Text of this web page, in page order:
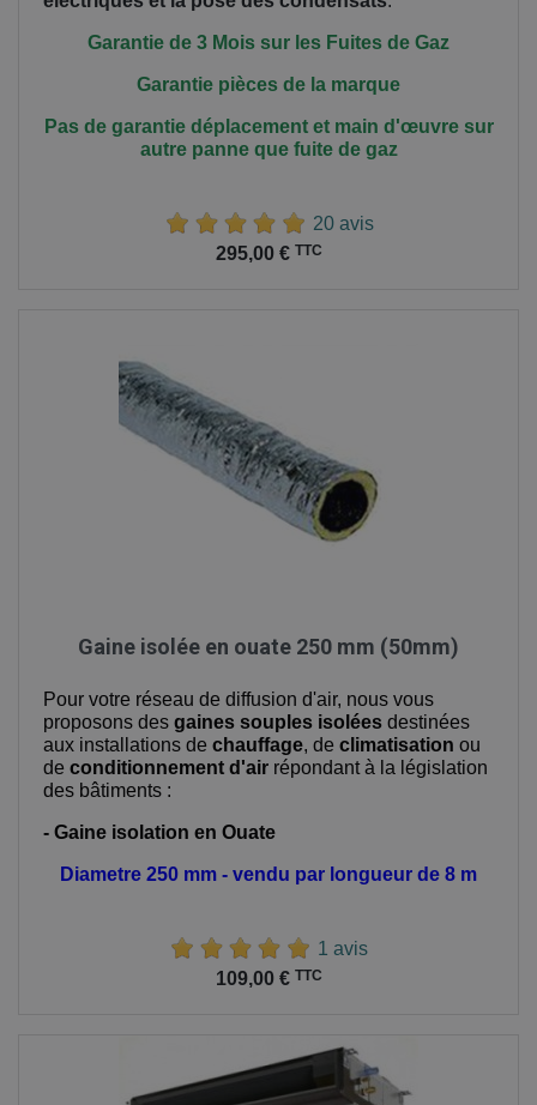
Garantie de 3 Mois sur les Fuites de Gaz
Garantie pièces de la marque
Pas de garantie déplacement et main d'œuvresur
autre panne que fuite de gaz
20 avis
295,00 € TTC
Gaine isolée en ouate 250 mm (50mm)
Pour votre réseau de diffusion d'air, nous vous
proposons des gaines souples isolées destinées
aux installations de chauffage, de climatisation ou
de conditionnement d'air répondant à la législation
des bâtiments :
- Gaine isolation en Ouate
Diametre 250 mm - vendu par longueur de 8 m
1 avis
109,00 € TTC